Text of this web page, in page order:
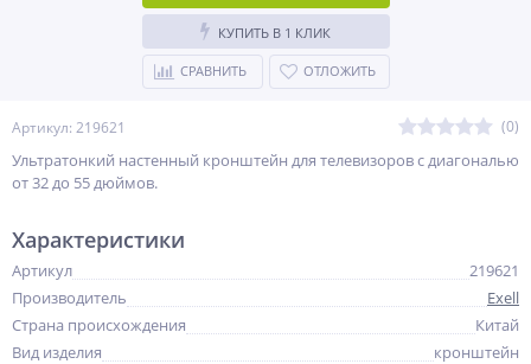
Артикул: 219621 (0)
Ультратонкий настенный кронштейн для телевизоров с диагональю
от 32 до 55 дюймов.
КУПИТЬ В 1 КЛИК
СРАВНИТЬ ОТЛОЖИТЬ
Характеристики
Артикул
219621
Производитель
Exell
Страна происхождения
Китай
Вид изделия
кронштейн